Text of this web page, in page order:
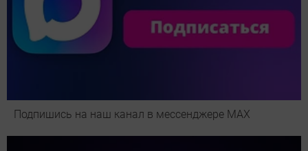
Подпишись на наш канал в мессенджере МАХ